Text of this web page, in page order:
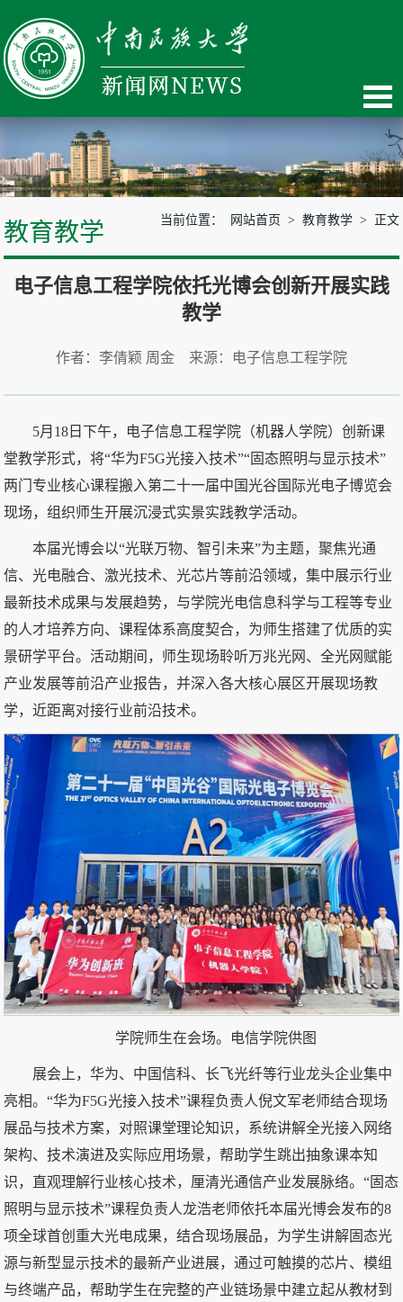
教育教学 当前位置： 网站首页 > 教育教学> 正文
电子信息工程学院依托光博会创新开展实践
教学
作者：李倩颖 周金 来源：电子信息工程学院
5月18日下午，电子信息工程学院（机器人学院）创新课
堂教学形式，将“华为F5G光接入技术”“固态照明与显示技术”
两门专业核心课程搬入第二十一届中国光谷国际光电子博览会
现场，组织师生开展沉浸式实景实践教学活动。
本届光博会以“光联万物、智引未来”为主题，聚焦光通
信、光电融合、激光技术、光芯片等前沿领域，集中展示行业
最新技术成果与发展趋势，与学院光电信息科学与工程等专业
的人才培养方向、课程体系高度契合，为师生搭建了优质的实
景研学平台。活动期间，师生现场聆听万兆光网、全光网赋能
产业发展等前沿产业报告，并深入各大核心展区开展现场教
学，近距离对接行业前沿技术。
学院师生在会场。电信学院供图
展会上，华为、中国信科、长飞光纤等行业龙头企业集中
亮相。“华为F5G光接入技术”课程负责人倪文军老师结合现场
展品与技术方案，对照课堂理论知识，系统讲解全光接入网络
架构、技术演进及实际应用场景，帮助学生跳出抽象课本知
识，直观理解行业核心技术，厘清光通信产业发展脉络。“固态
照明与显示技术”课程负责人龙浩老师依托本届光博会发布的8
项全球首创重大光电成果，结合现场展品，为学生讲解固态光
源与新型显示技术的最新产业进展，通过可触摸的芯片、模组
与终端产品，帮助学生在完整的产业链场景中建立起从教材到